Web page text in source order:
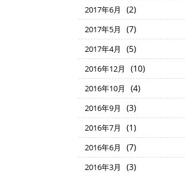
2017年6月 (2)
2017年5月 (7)
2017年4月 (5)
2016年12月 (10)
2016年10月 (4)
2016年9月 (3)
2016年7月 (1)
2016年6月 (7)
2016年3月 (3)